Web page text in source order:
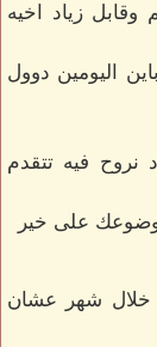
زياد اخيه
اليومين دوول
فيه تتقدم
على خير
خلال شهر عشان